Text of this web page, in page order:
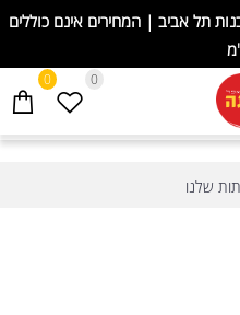
תל אביב | המחירים אינם כוללים
0 0
שלנו